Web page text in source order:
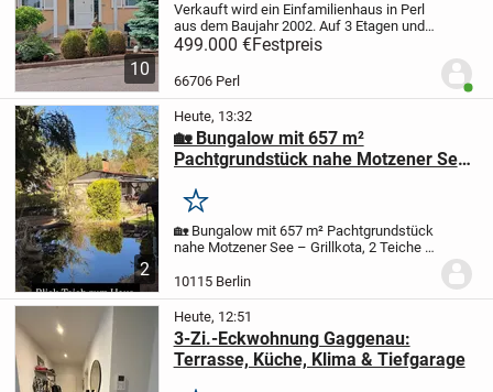
10
Verkauft wird ein Einfamilienhaus in Perl
aus dem Baujahr 2002. Auf 3 Etagen und
178m2 sind 2 Bäder und ein GästeWC,
Küche und 7 Zimmer . Zusätzlich noch 1
begehbarer Kleiderschrank, 2
499.000 €Festpreis
66706 Perl
2
Heute, 13:32
🏡 Bungalow mit 657 m²
Pachtgrundstück nahe Motzener See
Ausstattung
Merken
🏡 Bungalow mit 657 m² Pachtgrundstück
nahe Motzener See – Grillkota, 2 Teiche &
SOFORT VERFÜGBAR
Rückzugsort im Grünen – ankommen,
abschalten und...
10115 Berlin
Heute, 12:51
3-Zi.-Eckwohnung Gaggenau:
Terrasse, Küche, Klima & Tiefgarage